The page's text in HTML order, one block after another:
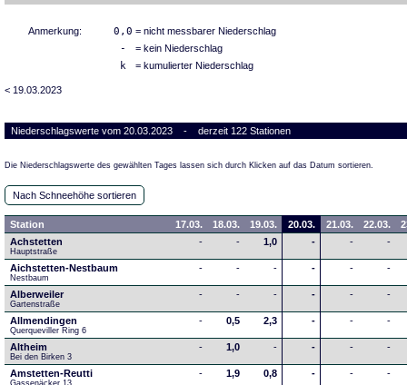
Anmerkung: 0,0 = nicht messbarer Niederschlag
- = kein Niederschlag
k = kumulierter Niederschlag
< 19.03.2023
Niederschlagswerte vom 20.03.2023 - derzeit 122 Stationen
Die Niederschlagswerte des gewählten Tages lassen sich durch Klicken auf das Datum sortieren.
Nach Schneehöhe sortieren
Station 17.03. 18.03. 19.03. 20.03. 21.03. 22.03.
Achstetten
Hauptstraße
- - 1,0 - - -
Aichstetten-Nestbaum
Nestbaum
- - - - - -
Alberweiler
Gartenstraße
- - - - - -
Allmendingen
Querqueviller Ring 6
- 0,5 2,3 - - -
Altheim
Bei den Birken 3
- 1,0 - - - -
Amstetten-Reutti - 1,9 0,8 - - -